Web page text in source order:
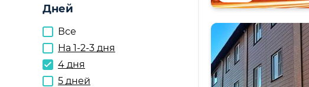
Дней
Все
На 1-2-3 дня
4 дня
5 дней